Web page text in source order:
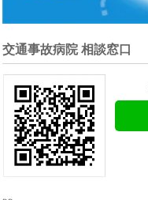
交通事故病院 相談窓口